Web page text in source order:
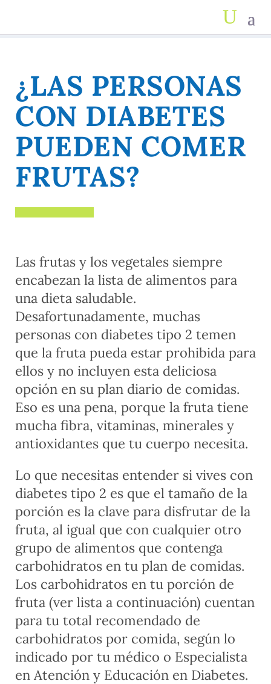
¿LAS PERSONAS
CON DIABETES
PUEDEN COMER
FRUTAS?
Las frutas y los vegetales siempre
encabezan la lista de alimentos para
una dieta saludable.
Desafortunadamente, muchas
personas con diabetes tipo 2 temen
que la fruta pueda estar prohibida para
ellos y no incluyen esta deliciosa
opción en su plan diario de comidas.
Eso es una pena, porque la fruta tiene
mucha fibra, vitaminas, minerales y
antioxidantes que tu cuerpo necesita.
Lo que necesitas entender si vives con
diabetes tipo 2 es que el tamaño de la
porción es la clave para disfrutar de la
fruta, al igual que con cualquier otro
grupo de alimentos que contenga
carbohidratos en tu plan de comidas.
Los carbohidratos en tu porción de
fruta (ver lista a continuación) cuentan
para tu total recomendado de
carbohidratos por comida, según lo
indicado por tu médico o Especialista
en Atención y Educación en Diabetes.